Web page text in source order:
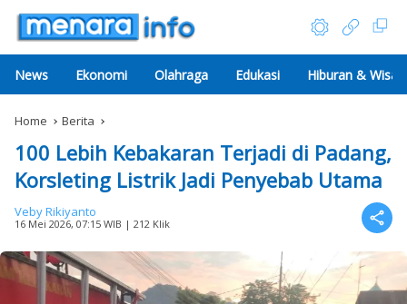
News Ekonomi Olahraga Edukasi Hiburan &
Home Berita
100 Lebih Kebakaran Terjadi di Padang,
Korsleting Listrik Jadi Penyebab Utama
Veby Rikiyanto
16 Mei 2026, 07:15 WIB | 212 Klik